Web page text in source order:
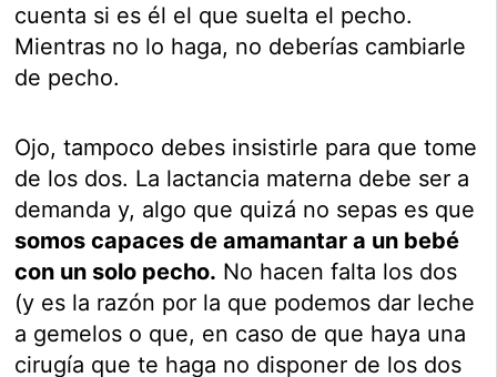
cuenta si es él el que suelta el pecho.
Mientras no lo haga, no deberías cambiarle
de pecho.
Ojo, tampoco debes insistirle para que tome
de los dos. La lactancia materna debe ser a
demanda y, algo que quizá no sepas es que
somos capaces de amamantar a un bebé
con un solo pecho. No hacen falta los dos
(y es la razón por la que podemos dar leche
a gemelos o que, en caso de que haya una
cirugía que te haga no disponer de los dos